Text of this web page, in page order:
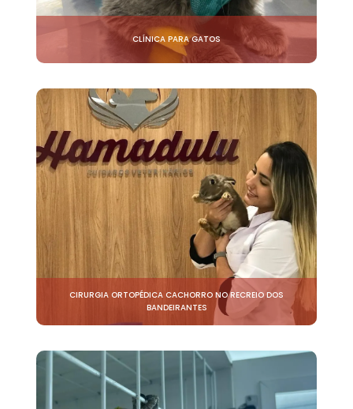
CLÍNICA PARA GATOS
CIRURGIA ORTOPÉDICA CACHORRO NO RECREIO DOS
BANDEIRANTES